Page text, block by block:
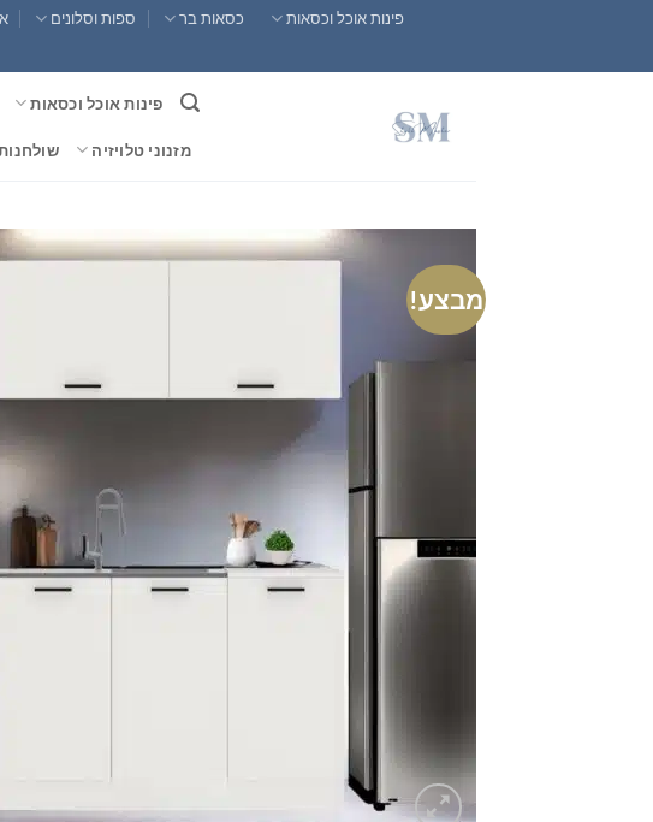
content
פינות אוכל וכסאות כסאות בר ספות וסלונים
פינות אוכל וכסאות
מזנוני טלויזיה
מבצע!